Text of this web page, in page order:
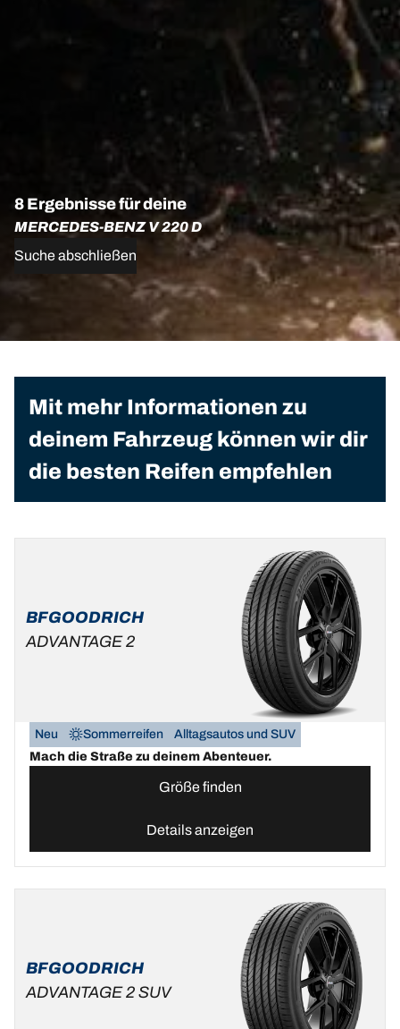
8 Ergebnisse für deine
MERCEDES-BENZ V 220 D
Suche abschließen
Mit mehr Informationen zu
deinem Fahrzeug können wir dir
die besten Reifen empfehlen
BFGOODRICH
ADVANTAGE 2
Neu Sommerreifen
Alltagsautos und SUV
Mach die Straße zu deinem Abenteuer.
Größe finden
Details anzeigen
BFGOODRICH
ADVANTAGE 2 SUV